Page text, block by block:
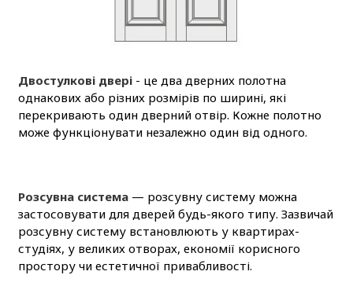
Двостулкові двері- це два дверних полотна
однакових або різних розмірів по ширині, які
перекривають один дверний отвір. Кожне полотно
може функціонувати незалежно один від одного.
Розсувна система— розсувну систему можна
застосовувати для дверей будь-якого типу. Зазвичай
розсувну систему встановлюють у квартирах-
студіях, у великих отворах, економії корисного
простору чи естетичної привабливості.